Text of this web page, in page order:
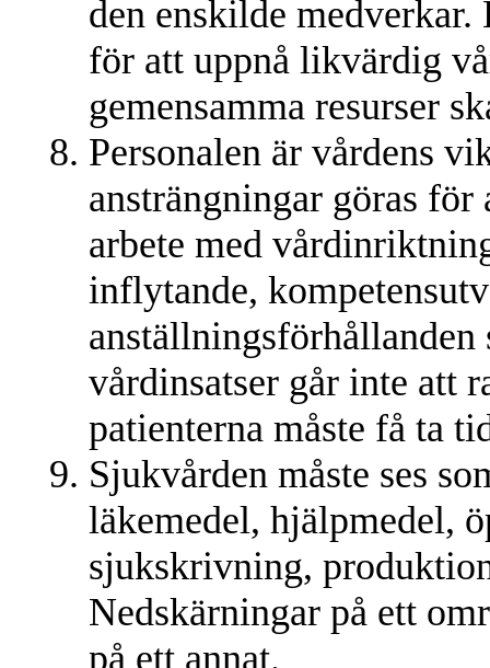
den enskilde
för att uppnå likvärdig
gemensamma resurser
Personalen är vårdens
ansträngningar göras
arbete med
inflytande,
vårdinsatser går inte att
patienterna måste få ta
Sjukvården måste ses
läkemedel, hjälpmedel,
sjukskrivning,
Nedskärningar på ett
på ett annat.